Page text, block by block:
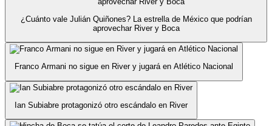
¿Cuánto vale Julián Quiñones? La estrella de México que podrían
aprovechar River y Boca
Franco Armani no sigue en River y jugará en Atlético Nacional
Ian Subiabre protagonizó otro escándalo en River